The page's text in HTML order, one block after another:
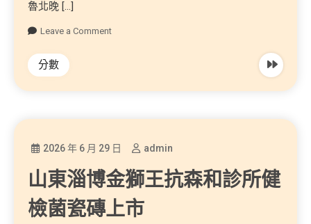
魯北晚 […]
Leave a Comment
分數
2026 年 6 月 29 日 admin
山東淄博金獅王抗森和診所健
檢菌瓷磚上市